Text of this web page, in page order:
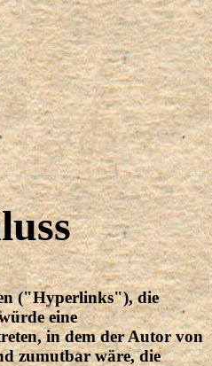
("Hyperlinks"), die
eine
in dem der Autor von
zumutbar wäre, die